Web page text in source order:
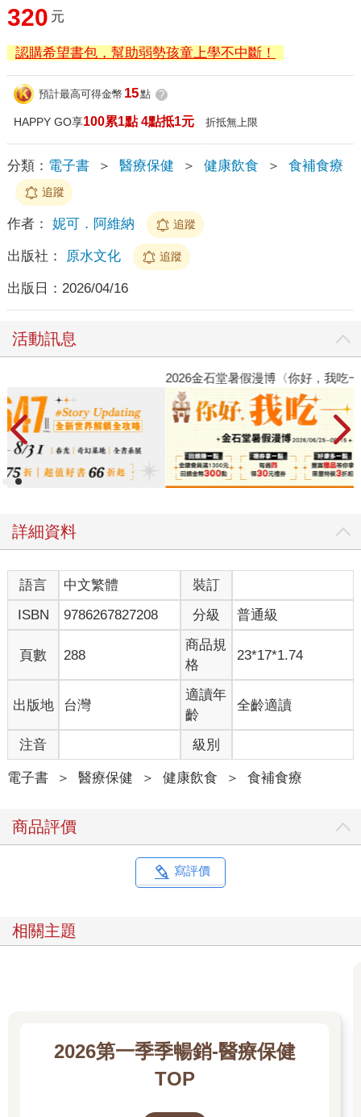
320 元
認購希望書包，幫助弱勢孩童上學不中斷！
預計最高可得金幣 15點 ?
HAPPY GO享100累1點 4點抵1元 折抵無上限
分類： 電子書 ＞ 醫療保健 ＞ 健康飲食 ＞ 食補食療
追蹤
作者： 妮可．阿維納 追蹤
出版社： 原水文化 追蹤
出版日： 2026/04/16
活動訊息
2026金石堂暑假漫博〈你好，我吃一點〉第二波
詳細資料
語言 中文繁體
裝訂
ISBN
9786267827208 分級 普通級
頁數 288
商品規
格
23*17*1.74
出版地 台灣
適讀年
齡
全齡適讀
注音 級別
電子書 ＞ 醫療保健 ＞ 健康飲食 ＞ 食補食療
商品評價
寫評價
相關主題
2026第一季季暢銷-醫療保健
TOP